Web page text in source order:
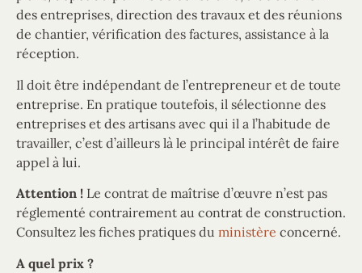
des entreprises, direction des travaux et des réunions
de chantier, vérification des factures, assistance à la
réception.
Il doit être indépendant de l’entrepreneur et de toute
entreprise. En pratique toutefois, il sélectionne des
entreprises et des artisans avec qui il a l’habitude de
travailler, c’est d’ailleurs là le principal intérêt de faire
appel à lui.
Attention ! Le contrat de maîtrise d’œuvre n’est pas
réglementé contrairement au contrat de construction.
Consultez les fiches pratiques du ministère concerné.
A quel prix ?